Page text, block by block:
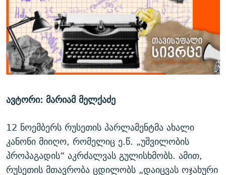
ᲛᲝᲚᲐᲞᲐᲠᲐᲙᲔ ᲢᲔᲥᲡᲢᲔᲑᲘ
ᲨᲘᲜ - ᲣᲪᲮᲝᲔᲗᲨᲘ
ᲚᲘᲢᲔᲠᲐᲢᲣᲠᲣᲚᲘ ᲬᲐᲮᲜᲐᲒᲔᲑᲘ
ᲐᲛᲔᲠᲘᲙᲣᲚᲘ ᲛᲝᲗᲮᲠᲝᲑᲐ
ᲩᲔᲛᲘ ᲡᲘᲙᲕᲓᲘᲚᲘᲡ ᲛᲘᲖᲔᲖᲘᲐ COVID-19
11 ᲬᲔᲚᲘ - 11 ᲐᲛᲑᲐᲕᲘ
ᲡᲐᲞᲐᲠᲚᲐᲛᲔᲜᲢᲝ ᲐᲠᲩᲔᲕᲜᲔᲑᲘᲡ ᲘᲡᲢᲝᲠᲘᲐ
ᲑᲐᲕᲨᲕᲔᲑᲘ ᲞᲠᲝᲡᲢᲘᲢᲣᲪᲘᲐᲨᲘ - ᲐᲛᲝᲣᲗᲥᲛᲔᲚᲘ ᲐᲛᲑᲐᲕᲘ
ᲐᲒᲕᲘᲡᲢᲝᲡ ᲝᲛᲘ
ᲒᲐᲛᲝᲘᲬᲔᲠᲔ
რთე/რთ-ის ყველა საიტი
ავტორი: მარიამ მელქაძე
12 ნოემბერს რუსეთის პარლამენტმა ახალი
კანონი მიიღო, რომელიც ე.წ. „უშვილობის
პროპაგადის“ აკრძალვას გულისხმობს. ამით,
რუსეთის მთავრობა ცდილობს „დაიცვას ოჯახური